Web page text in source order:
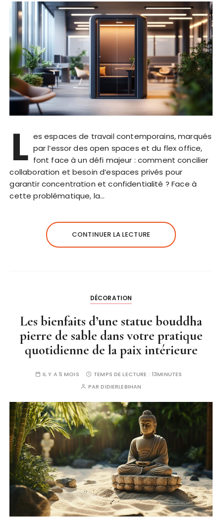
L es espaces de travail contemporains, marqués
par l’essor des open spaces et du flex office,
font face à un défi majeur : comment concilier
collaboration et besoin d’espaces privés pour
garantir concentration et confidentialité ? Face à
cette problématique, la…
CONTINUER LA LECTURE
DÉCORATION
Les bienfaits d’une statue bouddha
pierre de sable dans votre pratique
quotidienne de la paix intérieure
IL Y A 5 MOIS TEMPS DE LECTURE : 13MINUTES
PARDIDIERLEBIHAN